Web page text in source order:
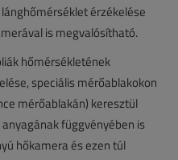
érzékelése
is megvalósítható.
hőmérsékletének
speciális mérőablakokon
mérőablakán) keresztül
függvényében is
hőkamera és ezen túl